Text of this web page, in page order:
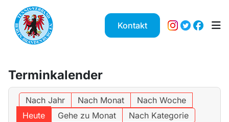
Kontakt
Terminkalender
Nach Jahr Nach Monat
Nach Woche
Heute
Gehe zu Monat Nach Kategorie